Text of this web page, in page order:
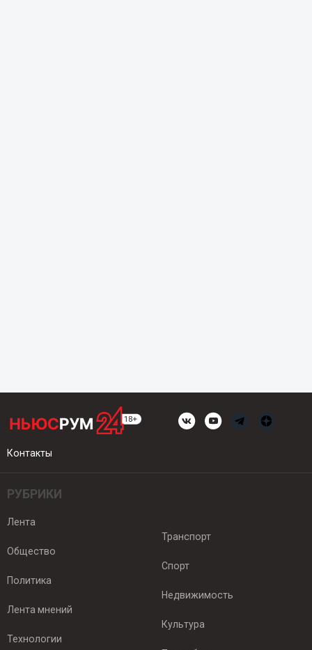
Контакты
РУБРИКИ
Лента
Общество
Политика
Лента мнений
Технологии
Транспорт
Спорт
Недвижимость
Культура